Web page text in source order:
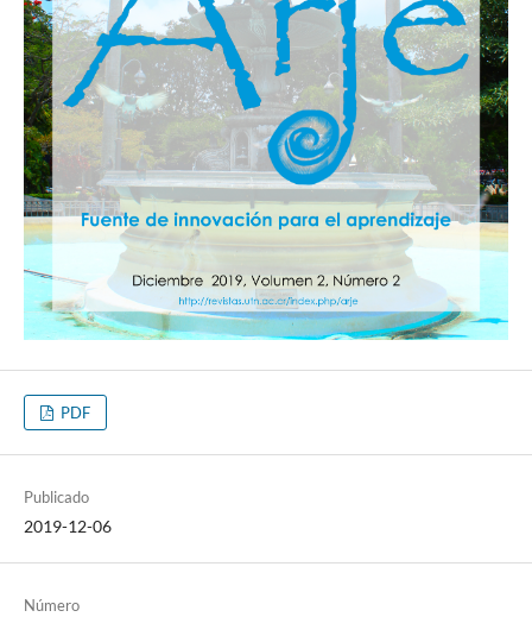
PDF
Publicado
2019-12-06
Número